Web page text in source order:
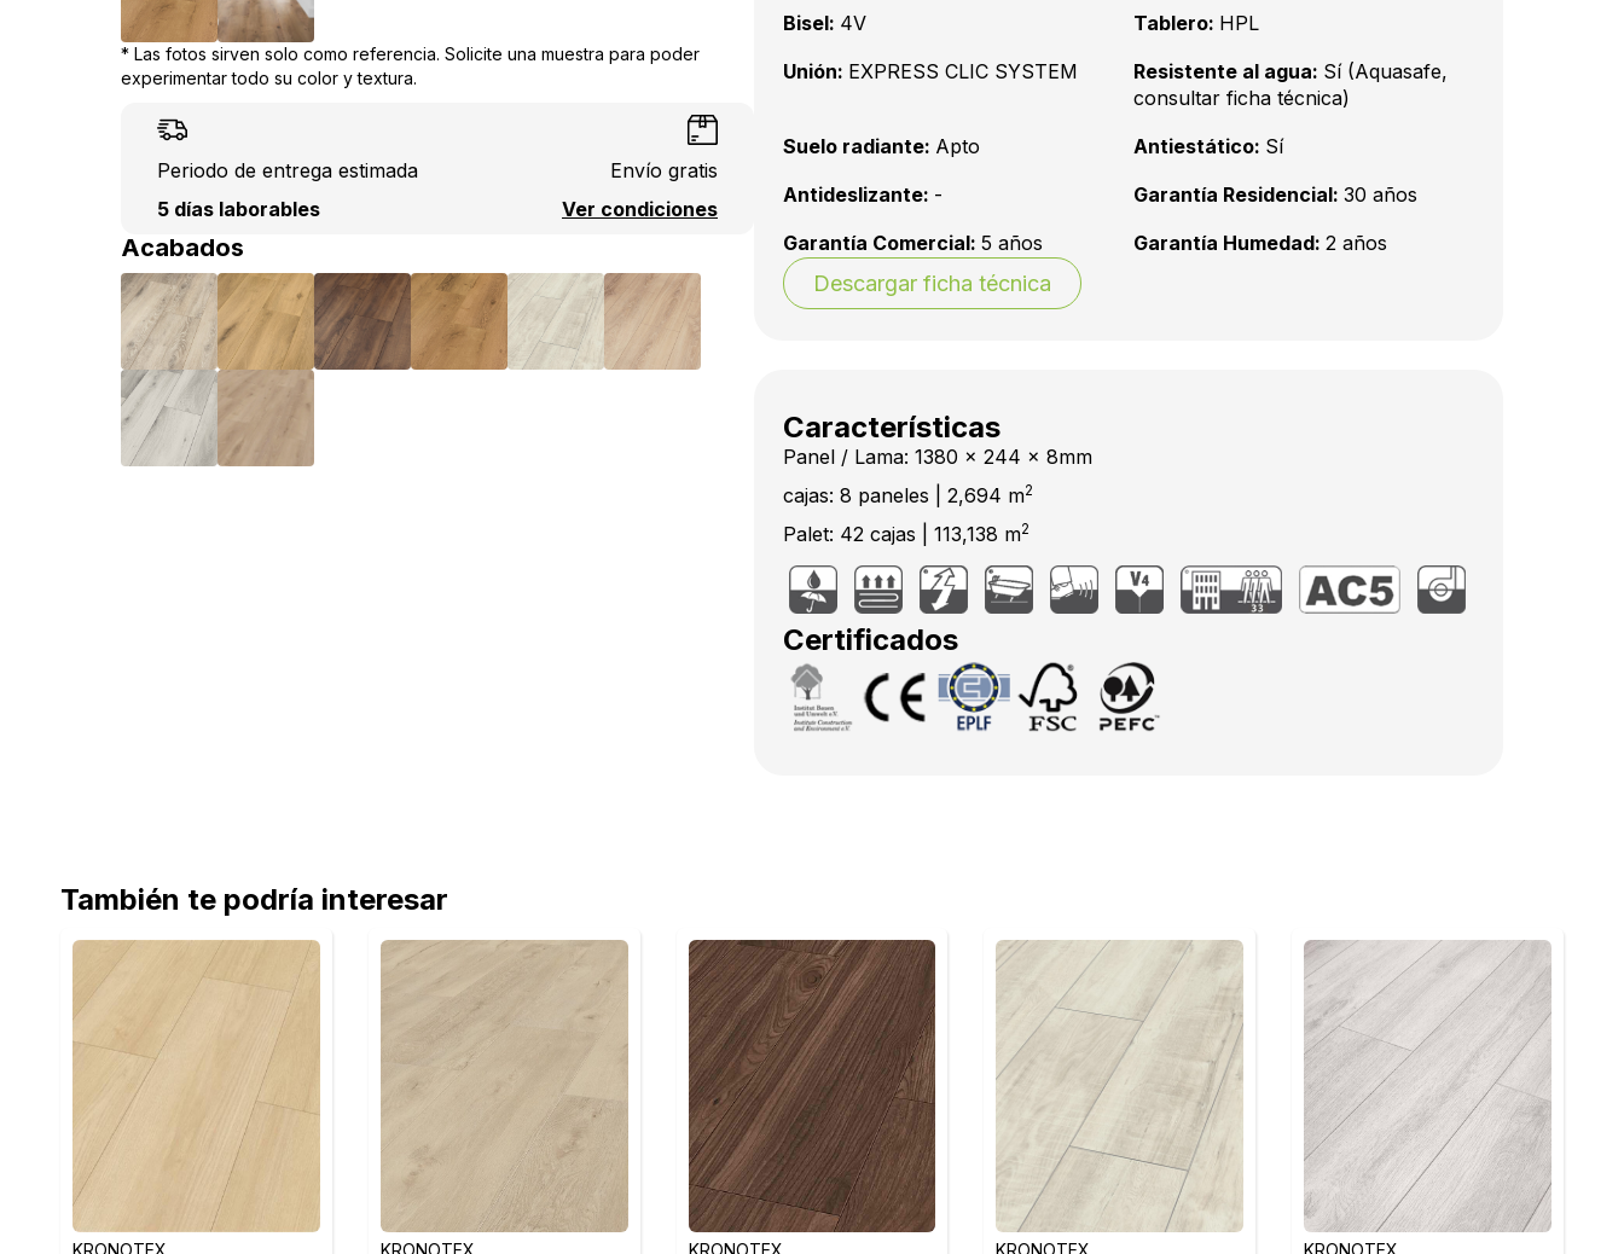
* Las fotos sirven solo como referencia. Solicite una muestra para poder
experimentar todo su color y textura.
Periodo de entrega estimada
5 días laborables
Envío gratis
Ver condiciones
Acabados
Bisel: 4V Tablero: HPL
Unión: EXPRESS CLIC SYSTEM Resistente al agua: Sí (Aquasafe,
consultar ficha técnica)
Suelo radiante: Apto Antiestático: Sí
Antideslizante: - Garantía Residencial: 30 años
Garantía Comercial: 5 años Garantía Humedad: 2 años
Descargar ficha técnica
Características
Panel / Lama: 1380 x 244 x 8mm
cajas: 8 paneles | 2,694 m2
Palet: 42 cajas | 113,138 m2
Certificados
También te podría interesar
KRONOTEX KRONOTEX KRONOTEX KRONOTEX KRONOTEX